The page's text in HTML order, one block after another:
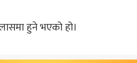
हुने भएको हो।